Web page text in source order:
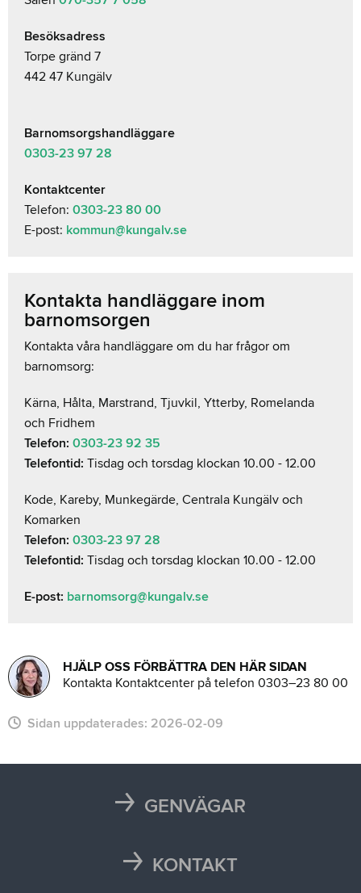
Besöksadress
Torpe gränd 7
442 47 Kungälv
Barnomsorgshandläggare
0303-23 97 28
Kontaktcenter
Telefon: 0303-23 80 00
E-post: kommun@kungalv.se
Kontakta handläggare inom
barnomsorgen
Kontakta våra handläggare om du har frågor om
barnomsorg:
Kärna, Hålta, Marstrand, Tjuvkil, Ytterby, Romelanda
och Fridhem
Telefon: 0303-23 92 35
Telefontid: Tisdag och torsdag klockan 10.00 - 12.00
Kode, Kareby, Munkegärde, Centrala Kungälv och
Komarken
Telefon: 0303-23 97 28
Telefontid: Tisdag och torsdag klockan 10.00 - 12.00
E-post: barnomsorg@kungalv.se
HJÄLP OSS FÖRBÄTTRA DEN HÄR SIDAN
Kontakta Kontaktcenter på telefon 0303–23 80 00
Sidan uppdaterades: 2026-02-09
GENVÄGAR
Läsårstider
KONTAKT